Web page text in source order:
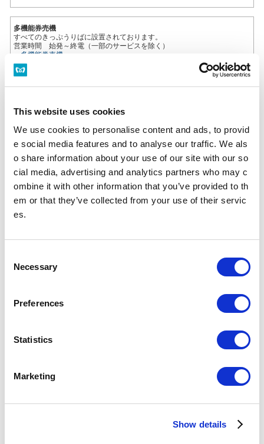
This website uses cookies
We use cookies to personalise content and ads, to provid
e social media features and to analyse our traffic. We als
o share information about your use of our site with our so
cial media, advertising and analytics partners who may c
ombine it with other information that you’ve provided to th
em or that they’ve collected from your use of their servic
es.
Necessary
Preferences
Statistics
Marketing
Show details
多機能券売機
すべてのきっぷうりばに設置されております。
営業時間 始発～終電（一部のサービスを除く）
多機能券売機
忘れ物をした方
忘れ物をした当日中に問い合わせる場合
駅事務室の電話番号
忘れ物をした翌日以降に問い合わせる場合
飯田橋駅（東京メトロ南北線）構内のお忘れ物総合取扱所もしくは東京メ
トロお客様センターまでお問いあわせください。
均)